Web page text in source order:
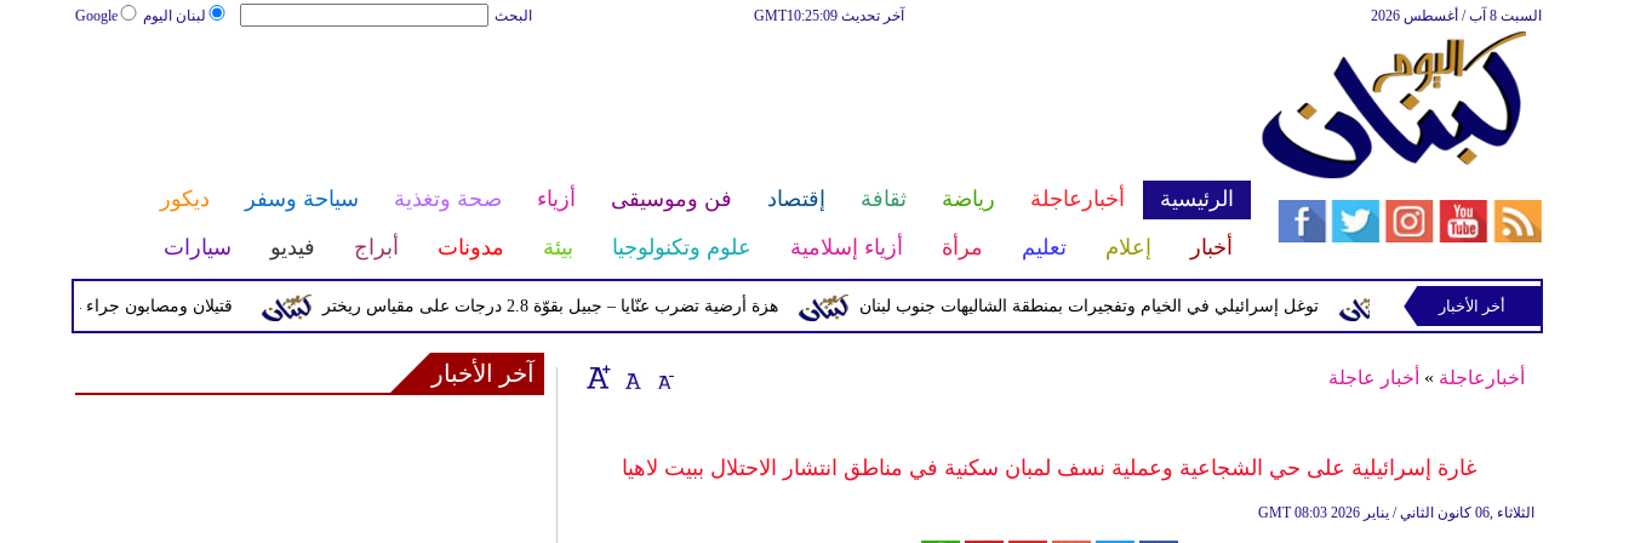
لبنان اليوم Google البحث آخر تحديث GMT10:25:09 السبت 8 آب / أغسطس 2026
الرئيسية أخبارعاجلة رياضة ثقافة إقتصاد فن وموسيقى أزياء صحة وتغذية سياحة وسفر
ديكور
أخبار
إعلام تعليم مرأة أزياء إسلامية علوم وتكنولوجيا بيئة مدونات أبراج فيديو سيارات
قتيلان ومصابون جراء 14 غارة إسرائيلية على شرق وجنوب لبنان هزة أرضية تضرب عنّايا – جبيل بقوّة 2.8 درجات على مقياس ريختر توغل إسرائيلي في الخيام وتفجيرات بمنطقة الشاليهات جنوب لبنان في رب ثلاثين
أخر الأخبار
أخبارعاجلة » أخبار عاجلة
غارة إسرائيلية على حي الشجاعية وعملية نسف لمبان سكنية في مناطق انتشار الاحتلال ببيت لاهيا
GMT 08:03 2026 الثلاثاء ,06 كانون الثاني / يناير
آخر الأخبار